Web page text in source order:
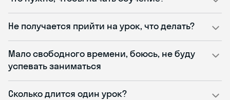
Не получается прийти на урок, что делать?
Мало свободного времени, боюсь, не буду
успевать заниматься
Сколько длится один урок?